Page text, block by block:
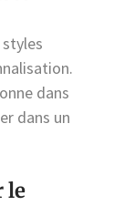
dans
dans un
le